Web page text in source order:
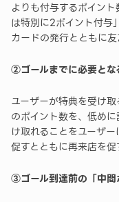
よりも付与するポイン
は特別に2ポイント付与
カードの発行とともに友
②ゴールまでに必要とな
ユーザーが特典を受け
のポイント数を、低め
け取れることをユーザ
促すとともに再来店を促
③ゴール到達前の「中間